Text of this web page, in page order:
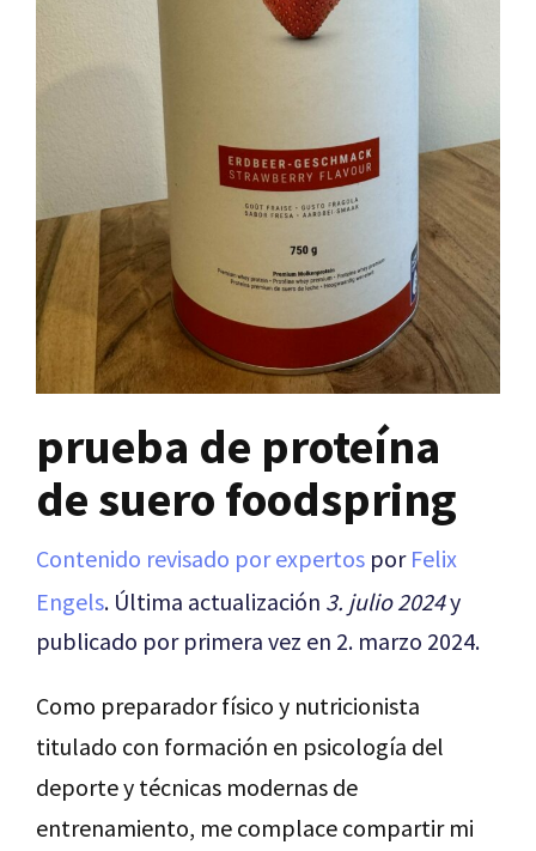
prueba de proteína
de suero foodspring
Contenido revisado por expertos por Felix
Engels. Última actualización 3. julio 2024y
publicado por primera vez en 2. marzo 2024.
Como preparador físico y nutricionista
titulado con formación en psicología del
deporte y técnicas modernas de
entrenamiento, me complace compartir mi